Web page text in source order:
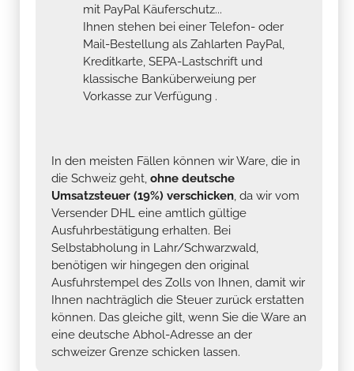
mit PayPal Käuferschutz...
Ihnen stehen bei einer Telefon- oder
Mail-Bestellung als Zahlarten PayPal,
Kreditkarte, SEPA-Lastschrift und
klassische Banküberweiung per
Vorkasse zur Verfügung .
In den meisten Fällen können wir Ware, die in
die Schweiz geht, ohne deutsche
Umsatzsteuer (19%) verschicken, da wir vom
Versender DHL eine amtlich gültige
Ausfuhrbestätigung erhalten. Bei
Selbstabholung in Lahr/Schwarzwald,
benötigen wir hingegen den original
Ausfuhrstempel des Zolls von Ihnen, damit wir
Ihnen nachträglich die Steuer zurück erstatten
können. Das gleiche gilt, wenn Sie die Ware an
eine deutsche Abhol-Adresse an der
schweizer Grenze schicken lassen.